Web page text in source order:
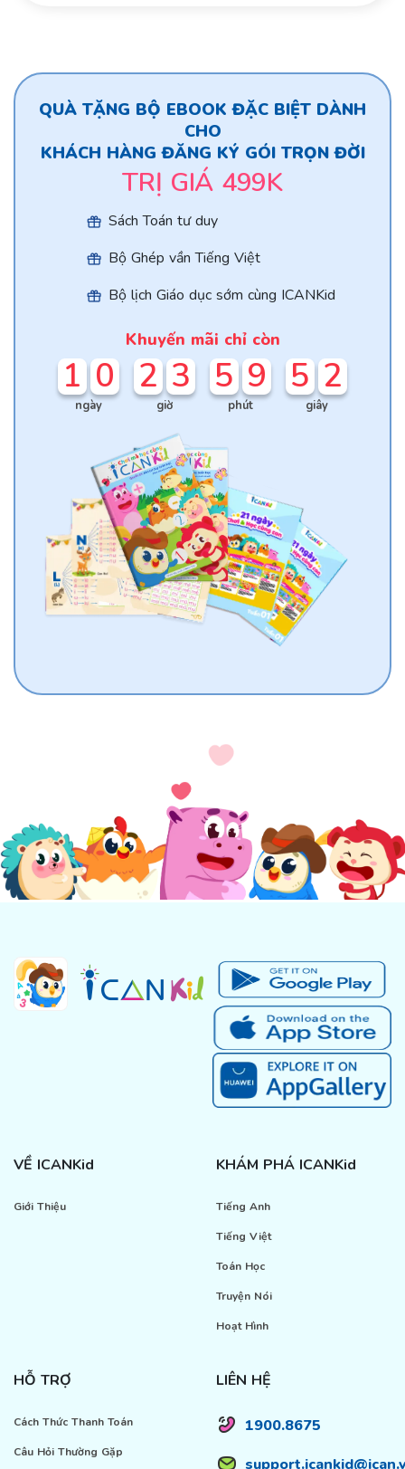
QUÀ TẶNG BỘ EBOOK ĐẶC BIỆT DÀNH
CHO
KHÁCH HÀNG ĐĂNG KÝ GÓI TRỌN ĐỜI
TRỊ GIÁ 499K
Sách Toán tư duy
Bộ Ghép vần Tiếng Việt
Bộ lịch Giáo dục sớm cùng ICANKid
Khuyến mãi chỉ còn
1 0
ngày
2 3
giờ
5 9
phút
5 2
giây
VỀ ICANKid
Giới Thiệu
KHÁM PHÁ ICANKid
Tiếng Anh
Tiếng Việt
Toán Học
Truyện Nói
Hoạt Hình
HỖ TRỢ
Cách Thức Thanh Toán
Câu Hỏi Thường Gặp
LIÊN HỆ
1900.8675